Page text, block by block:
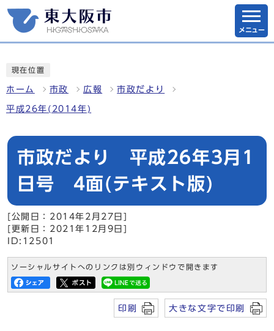
メニュー
現在位置
ホーム 市政 広報 市政だより
平成26年(2014年)
市政だより 平成26年3月1
日号 4面(テキスト版)
[公開日：2014年2月27日]
[更新日：2021年12月9日]
ID:12501
ソーシャルサイトへのリンクは別ウィンドウで開きます
印刷 大きな文字で印刷